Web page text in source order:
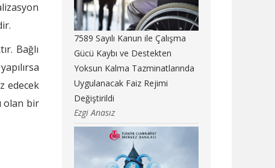
Bağlı
edecek
olan bir
7589 Sayılı Kanun ile Çalışma
Gücü Kaybı ve Destekten
Yoksun Kalma Tazminatlarında
Uygulanacak Faiz Rejimi
Değiştirildi
Ezgi Anasız